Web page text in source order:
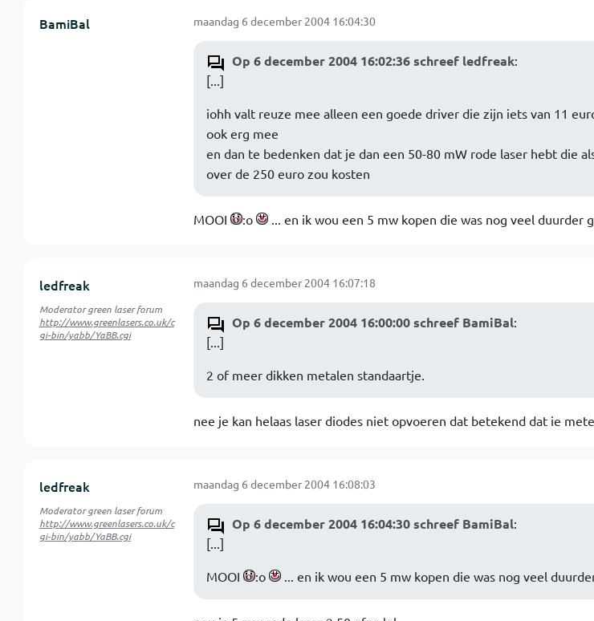
BamiBal maandag 6 december 2004 16:04:30
Op 6 december 2004 16:02:36 schreef ledfreak:
[...]
iohh valt reuze mee alleen een goede driver die zijn iets van 11
ook erg mee
en dan te bedenken dat je dan een 50-80 mW rode laser hebt die
over de 250 euro zou kosten
MOOI :o ... en ik wou een 5 mw kopen die was nog veel duurder
ledfreak
Moderator green laser forum
http://www.greenlasers.co.uk/c
gi-bin/yabb/YaBB.cgi
maandag 6 december 2004 16:07:18
Op 6 december 2004 16:00:00 schreef BamiBal:
[...]
2 of meer dikken metalen standaartje.
nee je kan helaas laser diodes niet opvoeren dat betekend dat ie
ledfreak
Moderator green laser forum
http://www.greenlasers.co.uk/c
gi-bin/yabb/YaBB.cgi
maandag 6 december 2004 16:08:03
Op 6 december 2004 16:04:30 schreef BamiBal:
[...]
MOOI :o ... en ik wou een 5 mw kopen die was nog veel